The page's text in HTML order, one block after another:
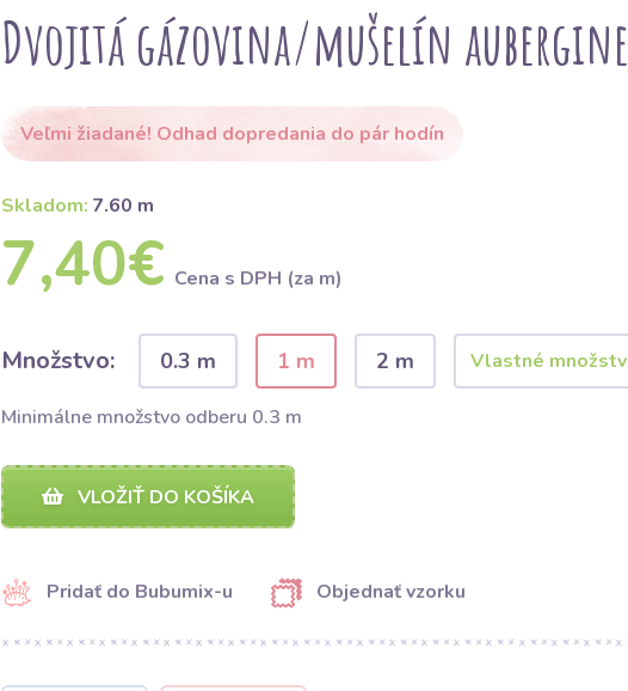
Dvojitá gázovina/mušelín aubergine
Veľmi žiadané! Odhad dopredania do pár hodín
Skladom: 7.60 m
7,40€ Cena s DPH (za m)
Množstvo: 0.3 m 1 m 2 m
Minimálne množstvo odberu 0.3 m
VLOŽIŤ DO KOŠÍKA
Pridať do Bubumix-u Objednať vzorku